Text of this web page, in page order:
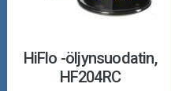
HiFlo -öljynsuodatin,
HF204RC